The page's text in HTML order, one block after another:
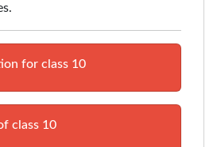
for class 10
class 10